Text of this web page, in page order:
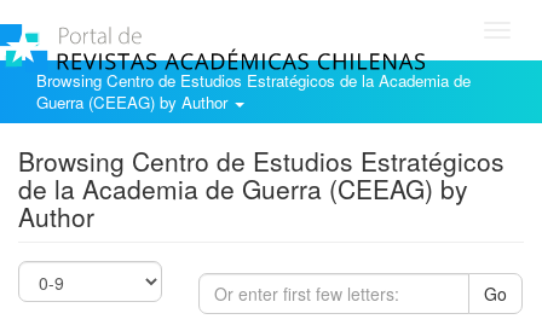
Browsing Centro de Estudios Estratégicos de la Academia de
Guerra (CEEAG) by Author
Browsing Centro de Estudios Estratégicos
de la Academia de Guerra (CEEAG) by
Author
Go